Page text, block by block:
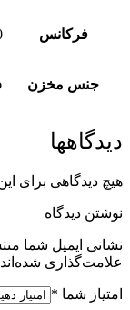
فرکانس
جنس مخزن
دیدگاهها
هیچ دیدگاهی برای
نوشتن دیدگاه
نشانی ایمیل شما
علامت‌گذاری شده‌اند
امتیاز شما *